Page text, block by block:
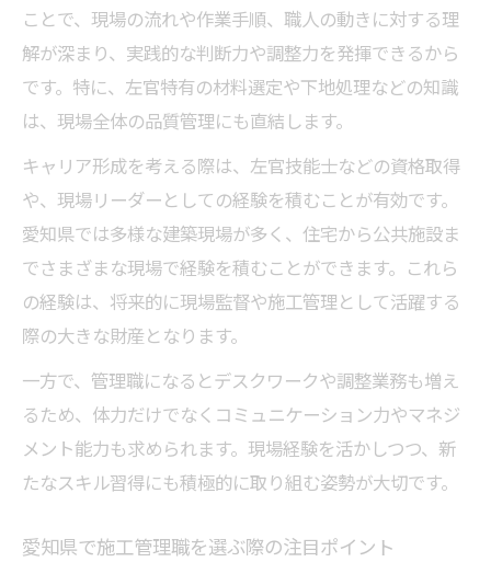
ことで、現場の流れや作業手順、職人の動きに対する理
解が深まり、実践的な判断力や調整力を発揮できるから
です。特に、左官特有の材料選定や下地処理などの知識
は、現場全体の品質管理にも直結します。
キャリア形成を考える際は、左官技能士などの資格取得
や、現場リーダーとしての経験を積むことが有効です。
愛知県では多様な建築現場が多く、住宅から公共施設ま
でさまざまな現場で経験を積むことができます。これら
の経験は、将来的に現場監督や施工管理として活躍する
際の大きな財産となります。
一方で、管理職になるとデスクワークや調整業務も増え
るため、体力だけでなくコミュニケーション力やマネジ
メント能力も求められます。現場経験を活かしつつ、新
たなスキル習得にも積極的に取り組む姿勢が大切です。
愛知県で施工管理職を選ぶ際の注目ポイント